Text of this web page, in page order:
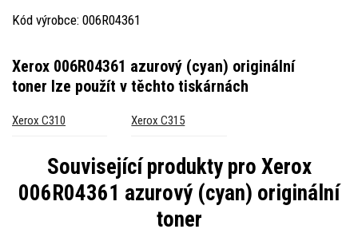
Kód výrobce: 006R04361
Xerox 006R04361 azurový (cyan) originální
toner lze použít v těchto tiskárnách
Xerox C310 Xerox C315
Související produkty pro Xerox
006R04361 azurový (cyan) originální
toner